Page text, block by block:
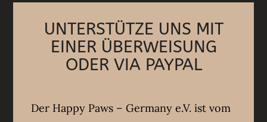
UNTERSTÜTZE UNS MIT
EINER ÜBERWEISUNG
ODER VIA PAYPAL
Der Happy Paws – Germany e.V. ist vom